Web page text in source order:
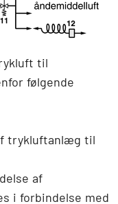
til
følgende
trykluftanlæg til
af
i forbindelse med